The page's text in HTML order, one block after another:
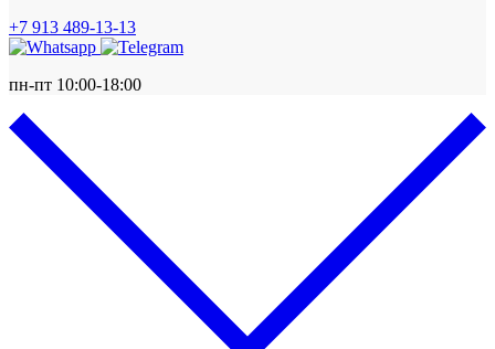
+7 913 489-13-13
пн-пт 10:00-18:00